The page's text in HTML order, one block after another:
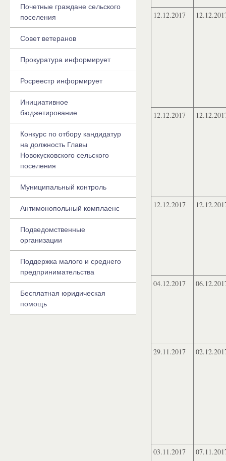
12.12.2017
12.12.2017
12.12.2017
04.12.2017
29.11.2017
03.11.2017
Почетные граждане сельского
поселения
Совет ветеранов
Прокуратура информирует
Росреестр информирует
Инициативное
бюджетирование
Конкурс по отбору кандидатур
на должность Главы
Новокусковского сельского
поселения
Муниципальный контроль
Антимонопольный комплаенс
Подведомственные
организации
Поддержка малого и среднего
предпринимательства
Бесплатная юридическая
помощь